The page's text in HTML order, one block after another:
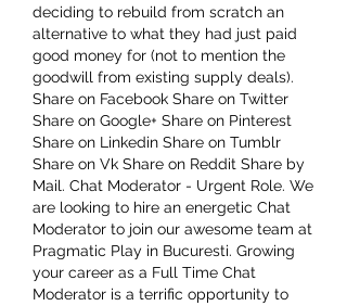
deciding to rebuild from scratch an
alternative to what they had just paid
good money for (not to mention the
goodwill from existing supply deals).
Share on Facebook Share on Twitter
Share on Google+ Share on Pinterest
Share on Linkedin Share on Tumblr
Share on Vk Share on Reddit Share by
Mail. Chat Moderator - Urgent Role. We
are looking to hire an energetic Chat
Moderator to join our awesome team at
Pragmatic Play in Bucuresti. Growing
your career as a Full Time Chat
Moderator is a terrific opportunity to